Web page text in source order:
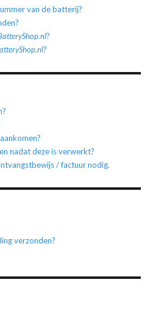
van de batterij?
?
?
nadat deze is verwerkt?
/ factuur nodig.
verzonden?